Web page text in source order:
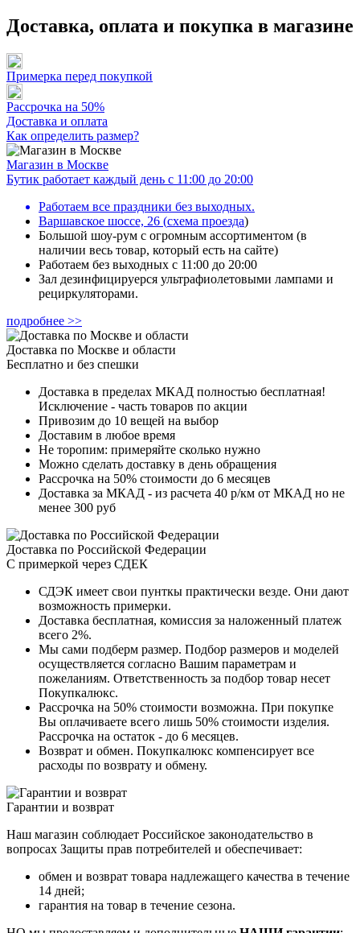
Доставка, оплата и покупка в магазине
Примерка перед покупкой
Рассрочка на 50%
Доставка и оплата
Как определить размер?
Магазин в Москве
Бутик работает каждый день с 11:00 до 20:00
Работаем все праздники без выходных.
Варшавское шоссе, 26 (схема проезда)
Большой шоу-рум с огромным ассортиментом (в
наличии весь товар, который есть на сайте)
Работаем без выходных с 11:00 до 20:00
Зал дезинфицируерся ультрафиолетовыми лампами и
рециркуляторами.
подробнее >>
Доставка по Москве и области
Бесплатно и без спешки
Доставка в пределах МКАД полностью бесплатная!
Исключение - часть товаров по акции
Привозим до 10 вещей на выбор
Доставим в любое время
Не торопим: примеряйте сколько нужно
Можно сделать доставку в день обращения
Рассрочка на 50% стоимости до 6 месяцев
Доставка за МКАД - из расчета 40 р/км от МКАД но не
менее 300 руб
Доставка по Российской Федерации
С примеркой через СДЕК
СДЭК имеет свои пунткы практически везде. Они дают
возможность примерки.
Доставка бесплатная, комиссия за наложенный платеж
всего 2%.
Мы сами подберм размер. Подбор размеров и моделей
осуществляется согласно Вашим параметрам и
пожеланиям. Ответственность за подбор товар несет
Покупкалюкс.
Рассрочка на 50% стоимости возможна. При покупке
Вы оплачиваете всего лишь 50% стоимости изделия.
Рассрочка на остаток - до 6 месяцев.
Возврат и обмен. Покупкалюкс компенсирует все
расходы по возврату и обмену.
Гарантии и возврат
Наш магазин соблюдает Российское законодательство в
вопросах Защиты прав потребителей и обеспечивает:
обмен и возврат товара надлежащего качества в течение
14 дней;
гарантия на товар в течение сезона.